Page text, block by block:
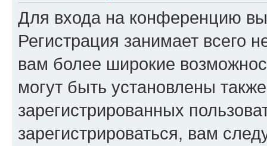
Для входа на конференцию
Регистрация занимает всего
вам более широкие
могут быть установлены
зарегистрированных
зарегистрироваться, вам